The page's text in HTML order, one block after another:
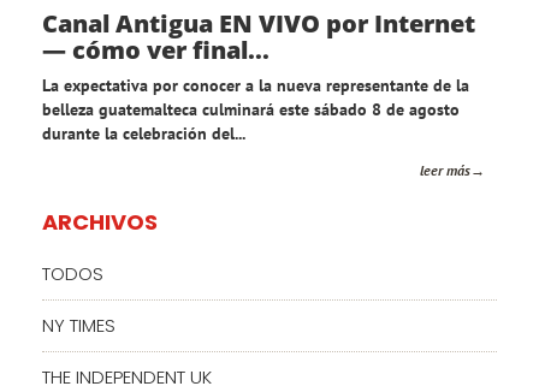
Canal Antigua EN VIVO por Internet
— cómo ver final...
La expectativa por conocer a la nueva representante de la
belleza guatemalteca culminará este sábado 8 de agosto
durante la celebración del...
leer más
ARCHIVOS
TODOS
NY TIMES
THE INDEPENDENT UK